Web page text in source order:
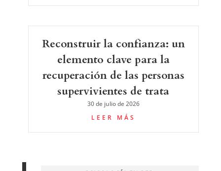
Reconstruir la confianza: un
elemento clave para la
recuperación de las personas
supervivientes de trata
30 de julio de 2026
LEER MÁS